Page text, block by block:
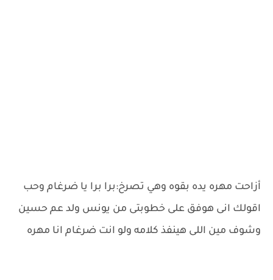
أزاحت مهره يده بقوه وهي تصرخ:برا برا يا ضرغام وحب
اقولك انى هوفق على خطوبتى من يونس ولد عم حسين
وشوف مين اللى هينفذ كلامه ولو انت ضرغام انا مهره